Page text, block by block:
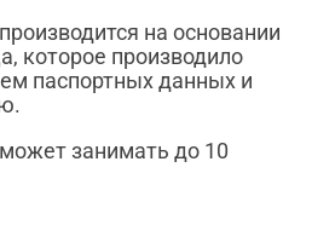
на основании
которое производило
паспортных данных и
занимать до 10